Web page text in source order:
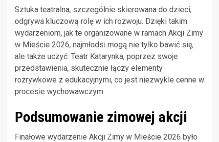
Sztuka teatralna, szczególnie skierowana do dzieci,
odgrywa kluczową rolę w ich rozwoju. Dzięki takim
wydarzeniom, jak te organizowane w ramach Akcji Zimy
w Mieście 2026, najmłodsi mogą nie tylko bawić się,
ale także uczyć. Teatr Katarynka, poprzez swoje
przedstawienia, skutecznie łączy elementy
rozrywkowe z edukacyjnymi, co jest niezwykle cenne w
procesie wychowawczym.
Podsumowanie zimowej akcji
Finałowe wydarzenie Akcji Zimy w Mieście 2026 było